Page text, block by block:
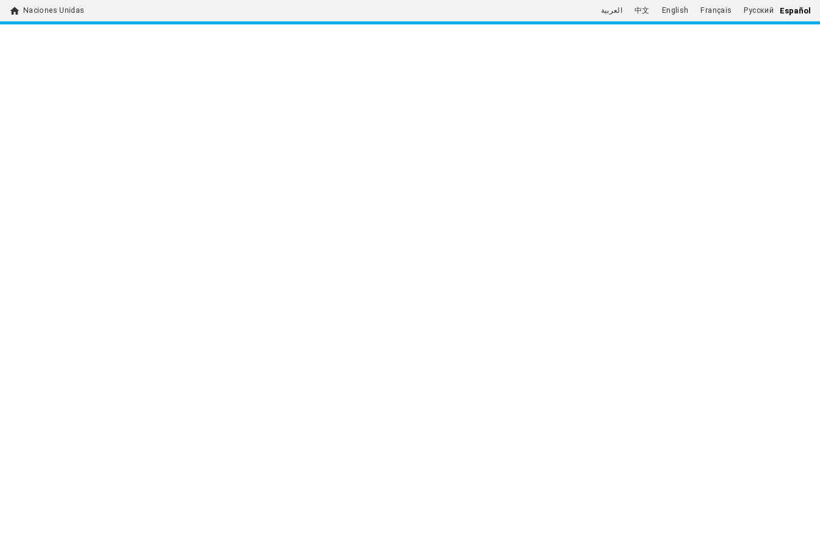
home Naciones Unidas العربية 中文 English Français Русский Español